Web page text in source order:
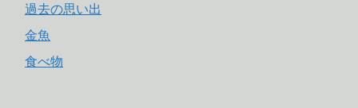
過去の思い出
金魚
食べ物